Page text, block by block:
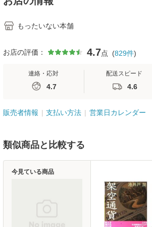
もったいない本舗
お店の評価： 4.7点 (829件)
連絡・応対
4.7
配送スピード
4.6
販売者情報 支払い方法 営業日カレンダー
類似商品と比較する
今見ている商品